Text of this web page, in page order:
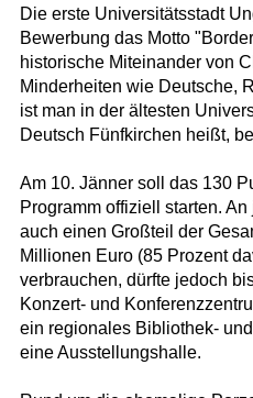
Die erste Universitätsstadt
Bewerbung das Motto
historische Miteinander von
Minderheiten wie Deutsche,
ist man in der ältesten
Deutsch Fünfkirchen heißt,
Am 10. Jänner soll das 130
Programm offiziell starten.
auch einen Großteil der
Millionen Euro (85 Prozent
verbrauchen, dürfte jedoch
Konzert- und
ein regionales Bibliothek-
eine Ausstellungshalle.